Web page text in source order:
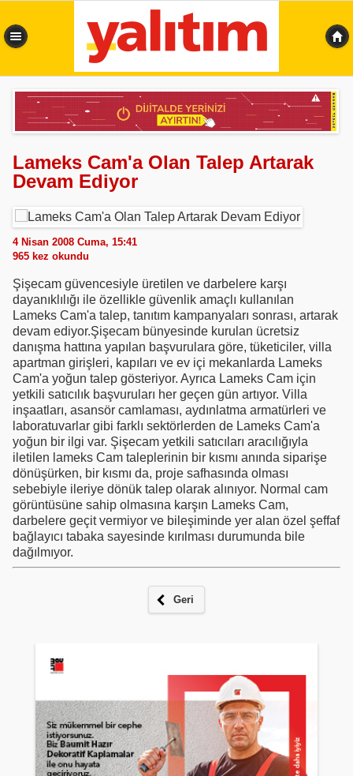
Lameks Cam'a Olan Talep Artarak
Devam Ediyor
4 Nisan 2008 Cuma, 15:41
965 kez okundu
Şişecam güvencesiyle üretilen ve darbelere karşı
dayanıklılığı ile özellikle güvenlik amaçlı kullanılan
Lameks Cam'a talep, tanıtım kampanyaları sonrası, artarak
devam ediyor.Şişecam bünyesinde kurulan ücretsiz
danışma hattına yapılan başvurulara göre, tüketiciler, villa
apartman girişleri, kapıları ve ev içi mekanlarda Lameks
Cam'a yoğun talep gösteriyor. Ayrıca Lameks Cam için
yetkili satıcılık başvuruları her geçen gün artıyor. Villa
inşaatları, asansör camlaması, aydınlatma armatürleri ve
laboratuvarlar gibi farklı sektörlerden de Lameks Cam'a
yoğun bir ilgi var. Şişecam yetkili satıcıları aracılığıyla
iletilen lameks Cam taleplerinin bir kısmı anında siparişe
dönüşürken, bir kısmı da, proje safhasında olması
sebebiyle ileriye dönük talep olarak alınıyor. Normal cam
görüntüsüne sahip olmasına karşın Lameks Cam,
darbelere geçit vermiyor ve bileşiminde yer alan özel şeffaf
bağlayıcı tabaka sayesinde kırılması durumunda bile
dağılmıyor.
Geri
0,484 sn